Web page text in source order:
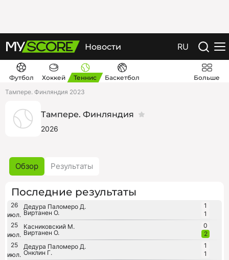
Новости RU
Футбол Хоккей Теннис Баскетбол
Больше
Тампере. Финляндия 2023
Тампере. Финляндия
2026
Обзор Результаты
Последние результаты
26
июл.
Дедура Паломеро Д.
Виртанен О.
1
1
25
июл.
Касниковский М.
Виртанен О.
0
2
25
июл.
Дедура Паломеро Д.
Онклин Г.
1
1